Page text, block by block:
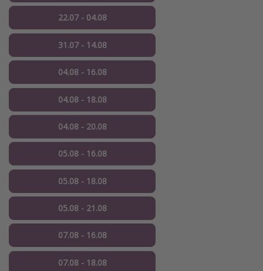
22.07 - 04.08
31.07 - 14.08
04.08 - 16.08
04.08 - 18.08
04.08 - 20.08
05.08 - 16.08
05.08 - 18.08
05.08 - 21.08
07.08 - 16.08
07.08 - 18.08